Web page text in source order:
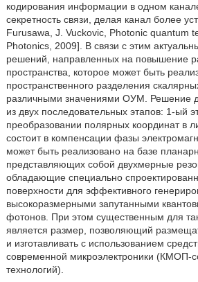
кодирования информации в одном
секретность связи, делая канал более
Furusawa, J. Vuckovic, Photonic quantum
Photonics, 2009]. В связи с этим
решений, направленных на повышение
пространства, которое может быть
пространственного разделения
различными значениями ОУМ. Решение
из двух последовательных этапов: 1-ый
преобразовании полярных координат в
состоит в компенсации фазы
может быть реализовано на базе
представляющих собой двухмерные
обладающие специально
поверхности для эффективного
высокоразмерными запутанными
фотонов. При этом существенным для
является размер, позволяющий
и изготавливать с использованием
современной микроэлектроники (КМОП-
технологий).